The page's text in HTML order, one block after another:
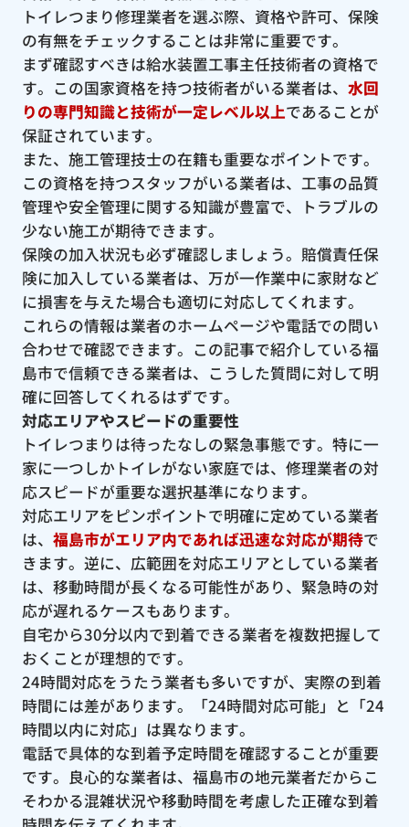
トイレつまり修理業者を選ぶ際、資格や許可、保険
の有無をチェックすることは非常に重要です。
まず確認すべきは給水装置工事主任技術者の資格で
す。この国家資格を持つ技術者がいる業者は、 水回
りの専門知識と技術が一定レベル以上であることが
保証されています。
また、施工管理技士の在籍も重要なポイントです。
この資格を持つスタッフがいる業者は、工事の品質
管理や安全管理に関する知識が豊富で、トラブルの
少ない施工が期待できます。
保険の加入状況も必ず確認しましょう。賠償責任保
険に加入している業者は、万が一作業中に家財など
に損害を与えた場合も適切に対応してくれます。
これらの情報は業者のホームページや電話での問い
合わせで確認できます。この記事で紹介している福
島市で信頼できる業者は、こうした質問に対して明
確に回答してくれるはずです。
対応エリアやスピードの重要性
トイレつまりは待ったなしの緊急事態です。特に一
家に一つしかトイレがない家庭では、修理業者の対
応スピードが重要な選択基準になります。
対応エリアをピンポイントで明確に定めている業者
は、 福島市がエリア内であれば迅速な対応が期待で
きます。逆に、広範囲を対応エリアとしている業者
は、移動時間が長くなる可能性があり、緊急時の対
応が遅れるケースもあります。
自宅から30分以内で到着できる業者を複数把握して
おくことが理想的です。
24時間対応をうたう業者も多いですが、実際の到着
時間には差があります。「24時間対応可能」と「24
時間以内に対応」は異なります。
電話で具体的な到着予定時間を確認することが重要
です。良心的な業者は、福島市の地元業者だからこ
そわかる混雑状況や移動時間を考慮した正確な到着